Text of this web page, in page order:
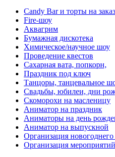
Candy Bar и торты на заказ
Fire-шоу
Аквагрим
Бумажная дискотека
Химическое/научное шоу
Проведение квестов
Сахарная вата, попкорн,
Праздник под ключ
Танцоры, танцевальное
Свадьбы, юбилеи, дни
Скоморохи на масленицу
Аниматор на праздник
Аниматоры на день
Аниматор на выпускной
Организация новогоднего
Организация